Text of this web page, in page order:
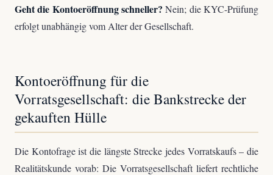
Geht die Kontoeröffnung schneller? Nein; die KYC-Prüfung
erfolgt unabhängig vom Alter der Gesellschaft.
Kontoeröffnung für die
Vorratsgesellschaft: die Bankstrecke der
gekauften Hülle
Die Kontofrage ist die längste Strecke jedes Vorratskaufs – die
Realitätskunde vorab: Die Vorratsgesellschaft liefert rechtliche